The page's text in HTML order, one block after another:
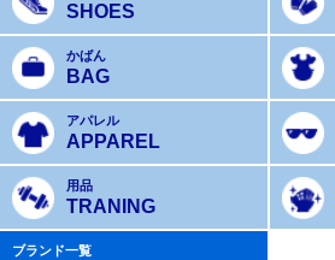
SHOES
かばん
BAG
アパレル
APPAREL
用品
TRANING
ブランド一覧